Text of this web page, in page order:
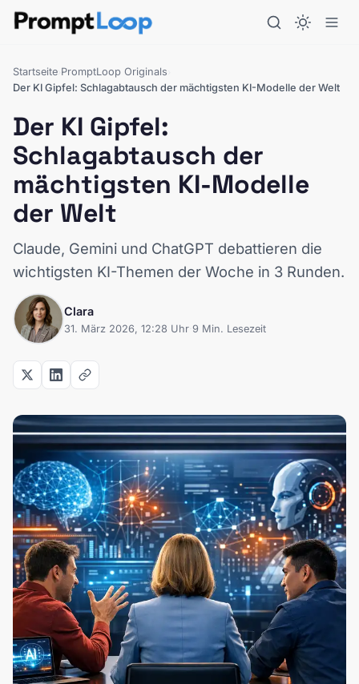
Startseite PromptLoop Originals
Der KI Gipfel: Schlagabtausch der mächtigsten KI-Modelle der Welt
Der KI Gipfel:
Schlagabtausch der
mächtigsten KI-Modelle
der Welt
Claude, Gemini und ChatGPT debattieren die
wichtigsten KI-Themen der Woche in 3 Runden.
Clara
31. März 2026, 12:28 Uhr 9 Min. Lesezeit